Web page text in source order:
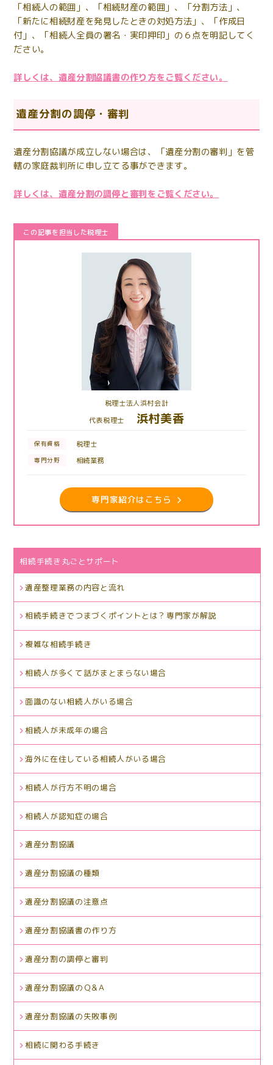
「相続人の範囲」、「相続財産の範囲」、「分割方法」、
「新たに相続財産を発見したときの対処方法」、「作成日
付」、「相続人全員の署名・実印押印」の６点を明記してく
ださい。
詳しくは、遺産分割協議書の作り方をご覧ください。
遺産分割の調停・審判
遺産分割協議が成立しない場合は、「遺産分割の審判」を管
轄の家庭裁判所に申し立てる事ができます。
詳しくは、遺産分割の調停と審判をご覧ください。
この記事を担当した税理士
税理士法人浜村会計
代表税理士
浜村美香
保有資格 税理士
専門分野 相続業務
専門家紹介はこちら
相続手続き丸ごとサポート
遺産整理業務の内容と流れ
相続手続きでつまづくポイントとは？専門家が解説
複雑な相続手続き
相続人が多くて話がまとまらない場合
面識のない相続人がいる場合
相続人が未成年の場合
海外に在住している相続人がいる場合
相続人が行方不明の場合
相続人が認知症の場合
遺産分割協議
遺産分割協議の種類
遺産分割協議の注意点
遺産分割協議書の作り方
遺産分割の調停と審判
遺産分割協議のＱ&Ａ
遺産分割協議の失敗事例
相続に関わる手続き